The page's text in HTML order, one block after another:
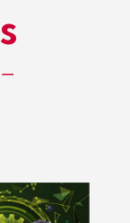
ついて
し、リン
記載され
証なども